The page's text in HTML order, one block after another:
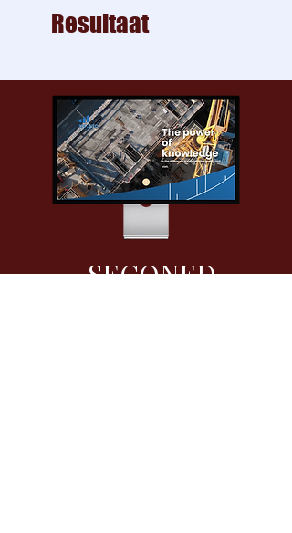
Resultaat
Over SECONED